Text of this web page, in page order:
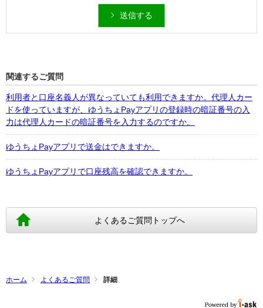
送信する
関連するご質問
利用者と口座名義人が異なっていても利用できますか。代理人カー
ドを使っていますが、ゆうちょPayアプリの登録時の暗証番号の入
力は代理人カードの暗証番号を入力するのですか。
ゆうちょPayアプリで送金はできますか。
ゆうちょPayアプリで口座残高を確認できますか。
よくあるご質問トップへ
ホーム よくあるご質問 詳細